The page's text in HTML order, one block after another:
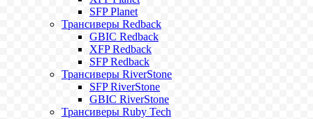
SFP Planet
Трансиверы Redback
GBIC Redback
XFP Redback
SFP Redback
Трансиверы RiverStone
SFP RiverStone
GBIC RiverStone
Трансиверы Ruby Tech